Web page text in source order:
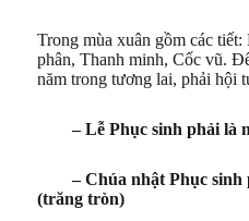
Trong mùa xuân gồm các
phân, Thanh minh, Cốc vũ.
năm trong tương lai, phải hội
– Lễ Phục sinh phải là
– Chúa nhật Phục sinh
(trăng tròn)